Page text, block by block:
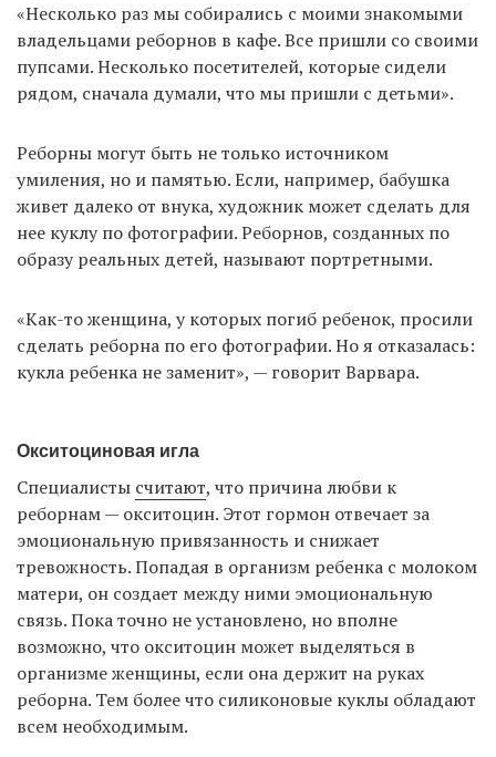
«Несколько раз мы собирались с моими знакомыми
владельцами реборнов в кафе. Все пришли со своими
пупсами. Несколько посетителей, которые сидели
рядом, сначала думали, что мы пришли с детьми».
Реборны могут быть не только источником
умиления, но и памятью. Если, например, бабушка
живет далеко от внука, художник может сделать для
нее куклу по фотографии. Реборнов, созданных по
образу реальных детей, называют портретными.
«Как-то женщина, у которых погиб ребенок, просили
сделать реборна по его фотографии. Но я отказалась:
кукла ребенка не заменит», — говорит Варвара.
Окситоциновая игла
Специалисты считают, что причина любви к
реборнам — окситоцин. Этот гормон отвечает за
эмоциональную привязанность и снижает
тревожность. Попадая в организм ребенка с молоком
матери, он создает между ними эмоциональную
связь. Пока точно не установлено, но вполне
возможно, что окситоцин может выделяться в
организме женщины, если она держит на руках
реборна. Тем более что силиконовые куклы обладают
всем необходимым.